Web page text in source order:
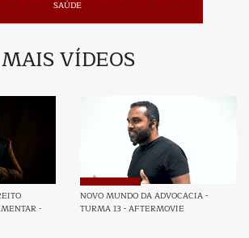
SAÚDE
MAIS VÍDEOS
-
NOVO MUNDO DA ADVOCACIA -
TURMA 13 - AFTERMOVIE